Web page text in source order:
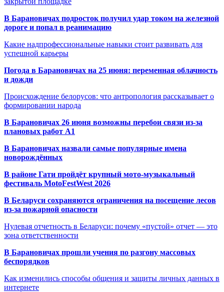
В Барановичах подросток получил удар током на железной
дороге и попал в реанимацию
Какие надпрофессиональные навыки стоит развивать для
успешной карьеры
Погода в Барановичах на 25 июня: переменная облачность
и дожди
Происхождение белорусов: что антропология рассказывает о
формировании народа
В Барановичах 26 июня возможны перебои связи из-за
плановых работ A1
В Барановичах назвали самые популярные имена
новорождённых
В районе Гати пройдёт крупный мото-музыкальный
фестиваль MotoFestWest 2026
В Беларуси сохраняются ограничения на посещение лесов
из-за пожарной опасности
Нулевая отчетность в Беларуси: почему «пустой» отчет — это
зона ответственности
В Барановичах прошли учения по разгону массовых
беспорядков
Как изменились способы общения и защиты личных данных в
интернете